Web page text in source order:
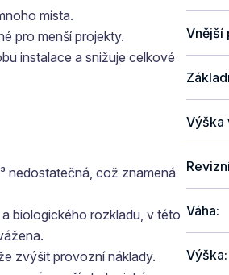
místa.
pro menší projekty.
instalace a snižuje celkové
nedostatečná, což znamená
biologického rozkladu, v této
zvýšit provozní náklady.
Vnější
Výška
Váha:
Výška: